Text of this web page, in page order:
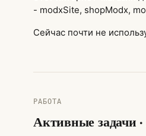
- modxSite, shopModx,
Сейчас почти не
РАБОТА
Активные задачи